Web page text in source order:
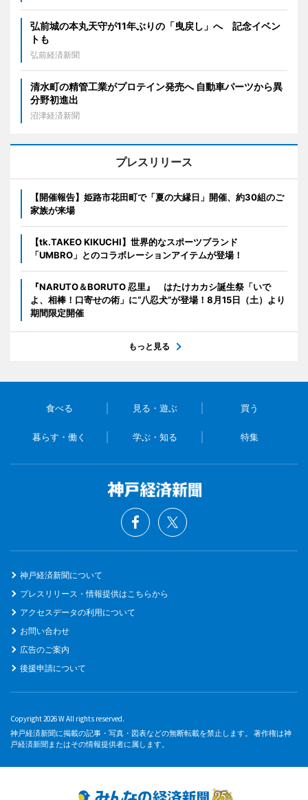
弘前城の本丸天守が11年ぶりの「曳戻し」へ 記念イベン
トも
弘前経済新聞
清水町の精管工業がプロテイン発売へ 自動車パーツから異
分野初進出
沼津経済新聞
プレスリリース
【開催報告】姫路市花田町で「夏の大縁日」開催、約30組のご
家族が来場
【tk.TAKEO KIKUCHI】世界的なスポーツブランド
「UMBRO」とのコラボレーションアイテムが登場！
『NARUTO＆BORUTO 忍里』 はたけカカシ誕生祭「いで
よ、相棒！口寄せの術」に“八忍犬”が登場！8月15日（土）より
期間限定開催
もっと見る
食べる 見る・遊ぶ 買う
暮らす・働く 学ぶ・知る 特集
神戸経済新聞について
プレスリリース・情報提供はこちらから
アクセスデータの利用について
お問い合わせ
広告のご案内
後援申請について
Copyright 2026 W All rights reserved.
神戸経済新聞に掲載の記事・写真・図表などの無断転載を禁止します。 著作権は神
戸経済新聞またはその情報提供者に属します。